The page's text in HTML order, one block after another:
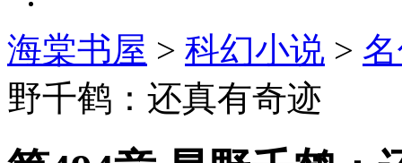
海棠书屋 > 科幻小说 >
野千鹤：还真有奇迹